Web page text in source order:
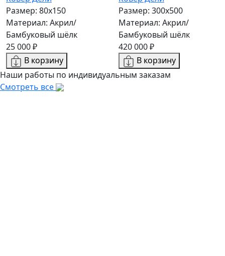
Размер: 80x150
Материал: Акрил/
Бамбуковый шёлк
25 000 ₽
В корзину
Размер: 300х500
Материал: Акрил/
Бамбуковый шёлк
420 000 ₽
В корзину
Наши работы по индивидуальным заказам
Смотреть все